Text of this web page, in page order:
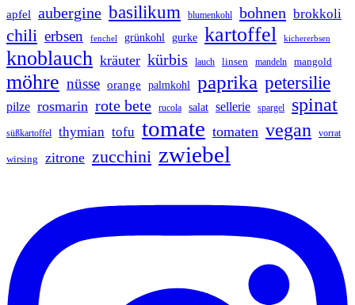
apfel aubergine basilikum blumenkohl bohnen brokkoli
chili erbsen fenchel grünkohl gurke kartoffel kichererbsen
knoblauch kräuter kürbis lauch linsen mandeln mangold
möhre nüsse orange palmkohl paprika petersilie
pilze rosmarin rote bete rucola salat sellerie spargel spinat
süßkartoffel thymian tofu tomate tomaten vegan vorrat
wirsing zitrone zucchini zwiebel